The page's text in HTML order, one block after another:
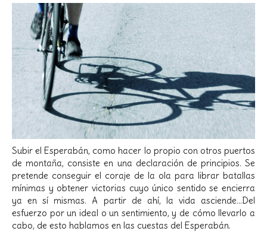
Subir el Esperabán, como hacer lo propio con otros puertos
de montaña, consiste en una declaración de principios. Se
pretende conseguir el coraje de la ola para librar batallas
mínimas y obtener victorias cuyo único sentido se encierra
ya en sí mismas. A partir de ahí, la vida asciende…Del
esfuerzo por un ideal o un sentimiento, y de cómo llevarlo a
cabo, de esto hablamos en las cuestas del Esperabán.